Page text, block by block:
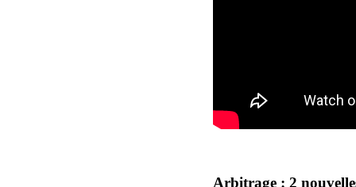
Arbitrage : 2